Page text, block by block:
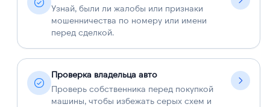
Узнай, были ли жалобы или признаки
мошенничества по номеру или имени
перед сделкой.
Проверка владельца авто
Проверь собственника перед покупкой
машины, чтобы избежать серых схем и